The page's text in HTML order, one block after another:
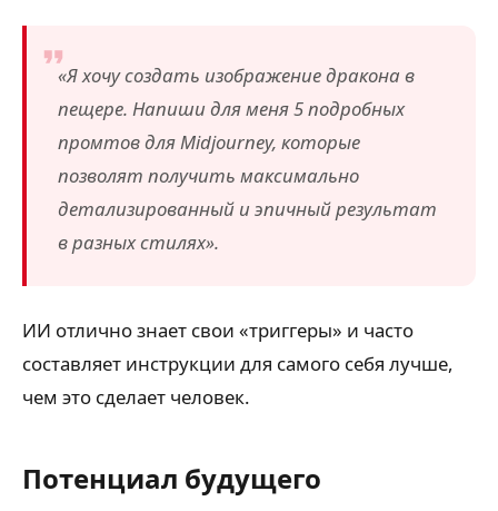
«Я хочу создать изображение дракона в
пещере. Напиши для меня 5 подробных
промтов для Midjourney, которые
позволят получить максимально
детализированный и эпичный результат
в разных стилях».
ИИ отлично знает свои «триггеры» и часто
составляет инструкции для самого себя лучше,
чем это сделает человек.
Потенциал будущего